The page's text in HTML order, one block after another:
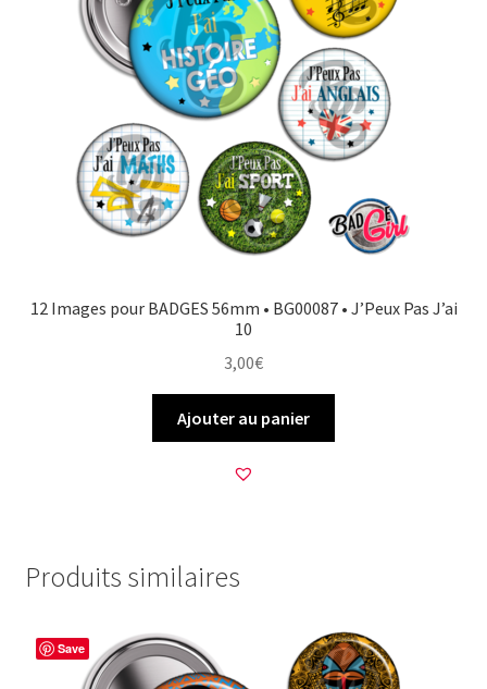
12 Images pour BADGES 56mm • BG00087 • J’Peux Pas J’ai
10
3,00€
Ajouter au panier
Produits similaires
Save